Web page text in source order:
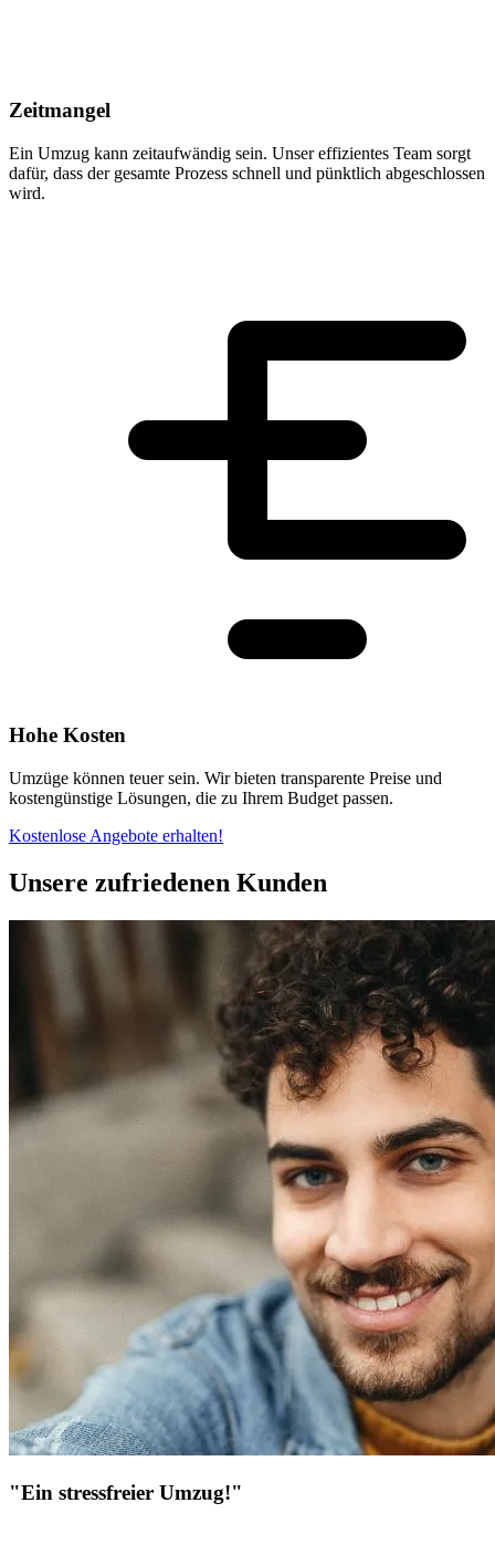
Zeitmangel
Ein Umzug kann zeitaufwändig sein. Unser effizientes Team sorgt
dafür, dass der gesamte Prozess schnell und pünktlich abgeschlossen
wird.
Hohe Kosten
Umzüge können teuer sein. Wir bieten transparente Preise und
kostengünstige Lösungen, die zu Ihrem Budget passen.
Kostenlose Angebote erhalten!
Unsere zufriedenen Kunden
"Ein stressfreier Umzug!"